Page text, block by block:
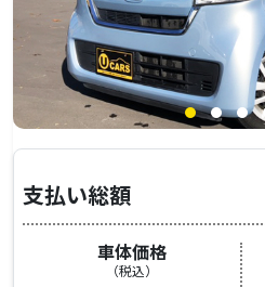
支払い総額
車体価格
（税込）